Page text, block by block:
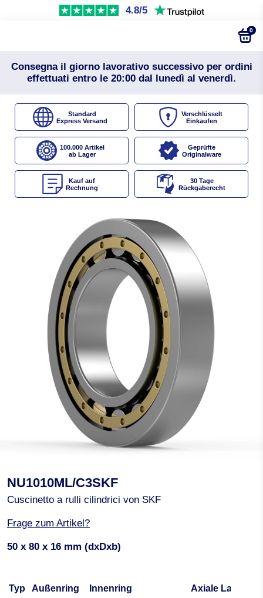
4.8/5
0
Consegna il giorno lavorativo successivo per ordini
effettuati entro le 20:00 dal lunedì al venerdì.
Standard
Express Versand
Verschlüsselt
Einkaufen
100.000 Artikel
ab Lager
Geprüfte
Originalware
Kauf auf
Rechnung
30 Tage
Rückgaberecht
NU1010ML/C3SKF
Cuscinetto a rulli cilindrici von SKF
Frage zum Artikel?
50 x 80 x 16 mm (dxDxb)
Typ Außenring Innenring
Axiale